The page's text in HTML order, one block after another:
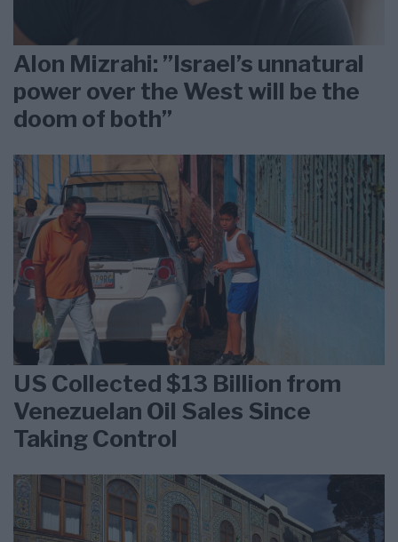
Alon Mizrahi: ”Israel’s unnatural
power over the West will be the
doom of both”
US Collected $13 Billion from
Venezuelan Oil Sales Since
Taking Control